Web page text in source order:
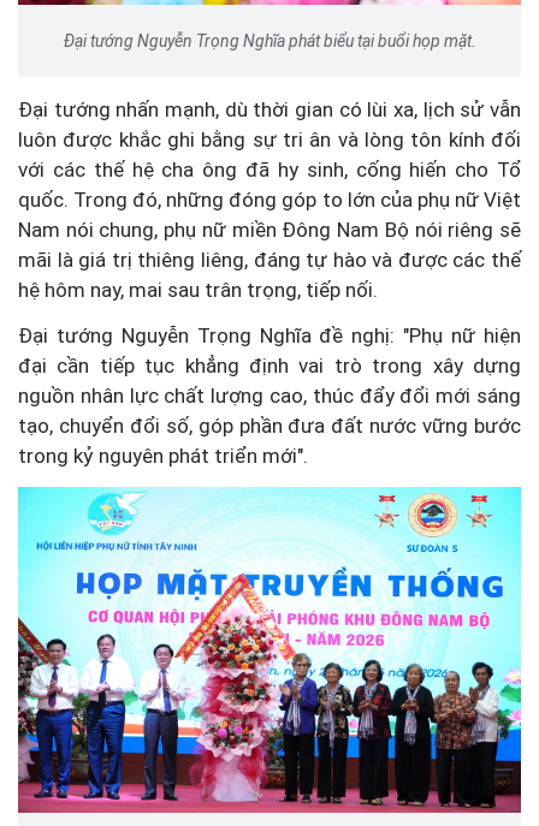
Đại tướng Nguyễn Trọng Nghĩa phát biểu tại buổi họp mặt.
Đại tướng nhấn mạnh, dù thời gian có lùi xa, lịch sử vẫn
luôn được khắc ghi bằng sự tri ân và lòng tôn kính đối
với các thế hệ cha ông đã hy sinh, cống hiến cho Tổ
quốc. Trong đó, những đóng góp to lớn của phụ nữ Việt
Nam nói chung, phụ nữ miền Đông Nam Bộ nói riêng sẽ
mãi là giá trị thiêng liêng, đáng tự hào và được các thế
hệ hôm nay, mai sau trân trọng, tiếp nối.
Đại tướng Nguyễn Trọng Nghĩa đề nghị: "Phụ nữ hiện
đại cần tiếp tục khẳng định vai trò trong xây dựng
nguồn nhân lực chất lượng cao, thúc đẩy đổi mới sáng
tạo, chuyển đổi số, góp phần đưa đất nước vững bước
trong kỷ nguyên phát triển mới".